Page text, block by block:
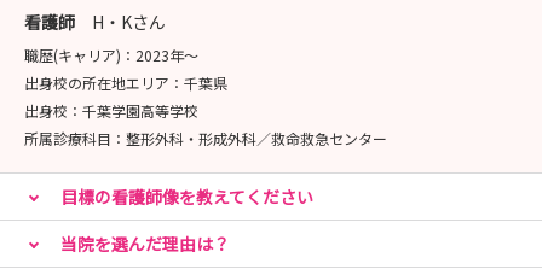
看護師 H・Kさん
職歴(キャリア)： 2023年〜
出身校の所在地エリア： 千葉県
出身校： 千葉学園高等学校
所属診療科目： 整形外科・形成外科／救命救急センター
目標の看護師像を教えてください
当院を選んだ理由は？